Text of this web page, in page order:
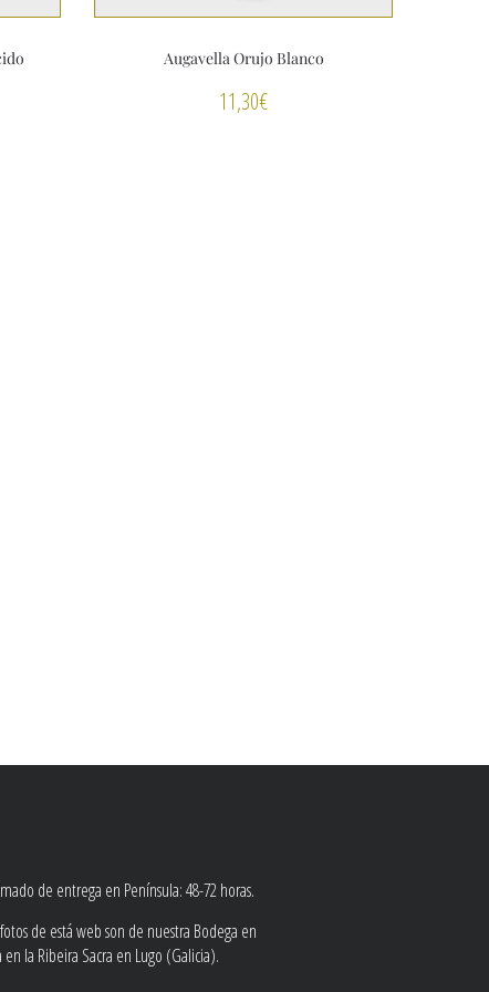
Augavella Orujo Blanco
11,30€
de entrega en Península: 48-72 horas.
de está web son de nuestra Bodega en
en la Ribeira Sacra en Lugo (Galicia).